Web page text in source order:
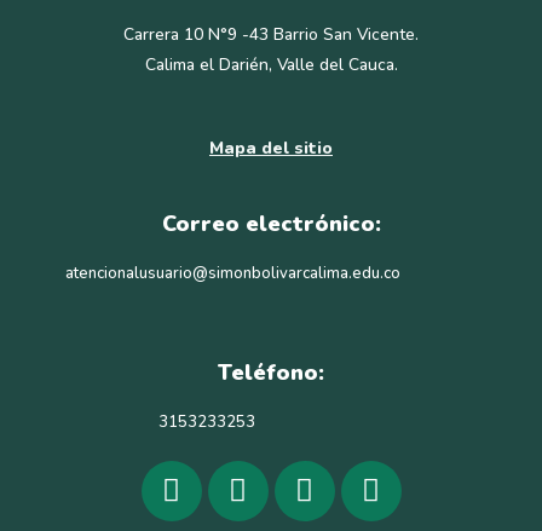
Carrera 10 N°9 -43 Barrio San Vicente.
Calima el Darién, Valle del Cauca.
Mapa del sitio
Correo electrónico:
atencionalusuario@simonbolivarcalima.edu.co
Teléfono:
3153233253